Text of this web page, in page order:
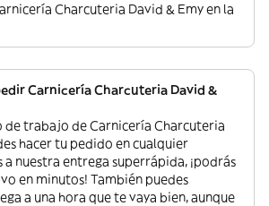
Charcuteria David & Emy en la
Carnicería Charcuteria David &
de trabajo de Carnicería Charcuteria
hacer tu pedido en cualquier
a nuestra entrega superrápida, ¡podrás
en minutos! También puedes
a una hora que te vaya bien, aunque